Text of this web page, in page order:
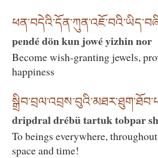
pendé dön kun jowé yizhin nor
Become wish-granting jewels,
happiness
dripdral drébü tartuk tobpar
To beings everywhere,
space and time!